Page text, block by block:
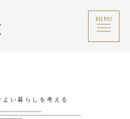
MENU
い暮らしを考える